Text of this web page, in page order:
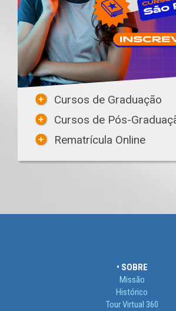
Cursos de Graduação
Cursos de Pós-
Rematrícula Online
• SOBRE
Missão
Histórico
Tour Virtual 360